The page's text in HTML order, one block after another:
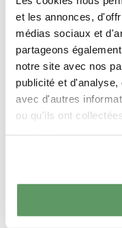
et les annonces,
médias sociaux et
partageons
notre site avec nos
publicité et
avec d'autres
ou qu'ils ont
voller
Mitsingsongs
gehen die Fans
Anreise planen